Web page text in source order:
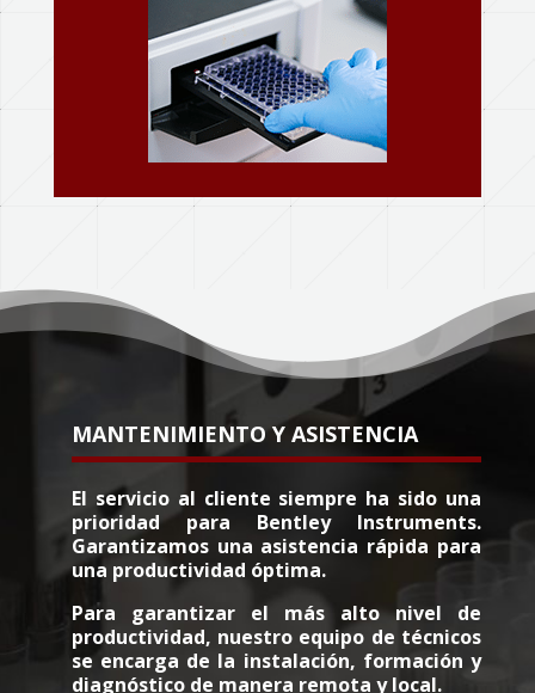
MANTENIMIENTO Y ASISTENCIA
El servicio al cliente siempre ha sido una
prioridad para Bentley Instruments.
Garantizamos una asistencia rápida para
una productividad óptima.
Para garantizar el más alto nivel de
productividad, nuestro equipo de técnicos
se encarga de la instalación, formación y
diagnóstico de manera remota y local.